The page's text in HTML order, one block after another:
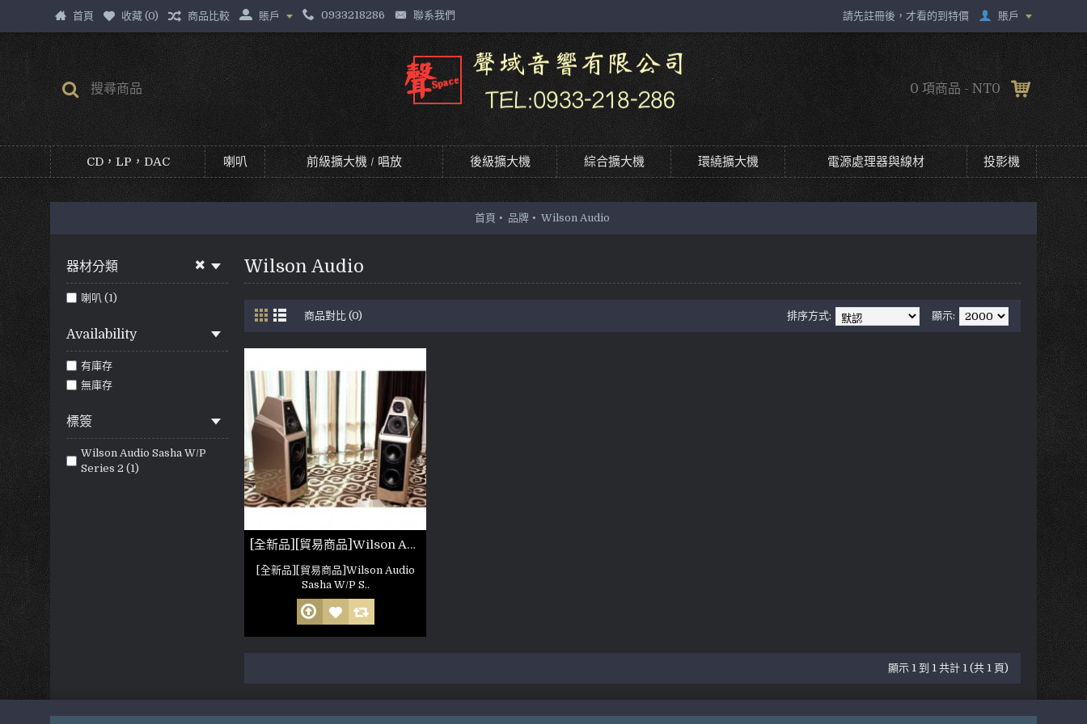
首頁 收藏 (0) 商品比較 賬戶 0933218286 聯系我們 請先註冊後，才看的到特價 賬戶
0 項商品 - NT0
CD，LP，DAC 喇叭 前級擴大機 / 唱放 後級擴大機 綜合擴大機 環繞擴大機 電源處理器與線材 投影機
首頁 品牌 Wilson Audio
器材分類
喇叭 (1)
Availability
有庫存
無庫存
標簽
Wilson Audio Sasha W/P
Series 2 (1)
Wilson Audio
商品對比 (0) 顯示:
排序方式:
[全新品][貿易商品]Wilson Audio Sasha W/P Series 2
[全新品][貿易商品]Wilson Audio
Sasha W/P S..
顯示 1 到 1 共計 1 (共 1 頁)